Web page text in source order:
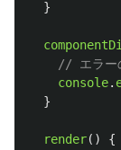
}
// エラー
console.
}
render()
{